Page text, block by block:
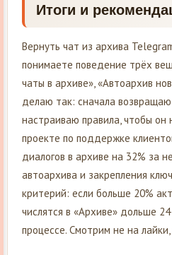
Итоги и
Вернуть чат из архива
понимаете поведение трёх
чаты в архиве», «Автоархив
делаю так: сначала
настраиваю правила, чтобы он
проекте по поддержке
диалогов в архиве на 32% за
автоархива и закрепления
критерий: если больше 20%
числятся в «Архиве» дольше 24
процессе. Смотрим не на